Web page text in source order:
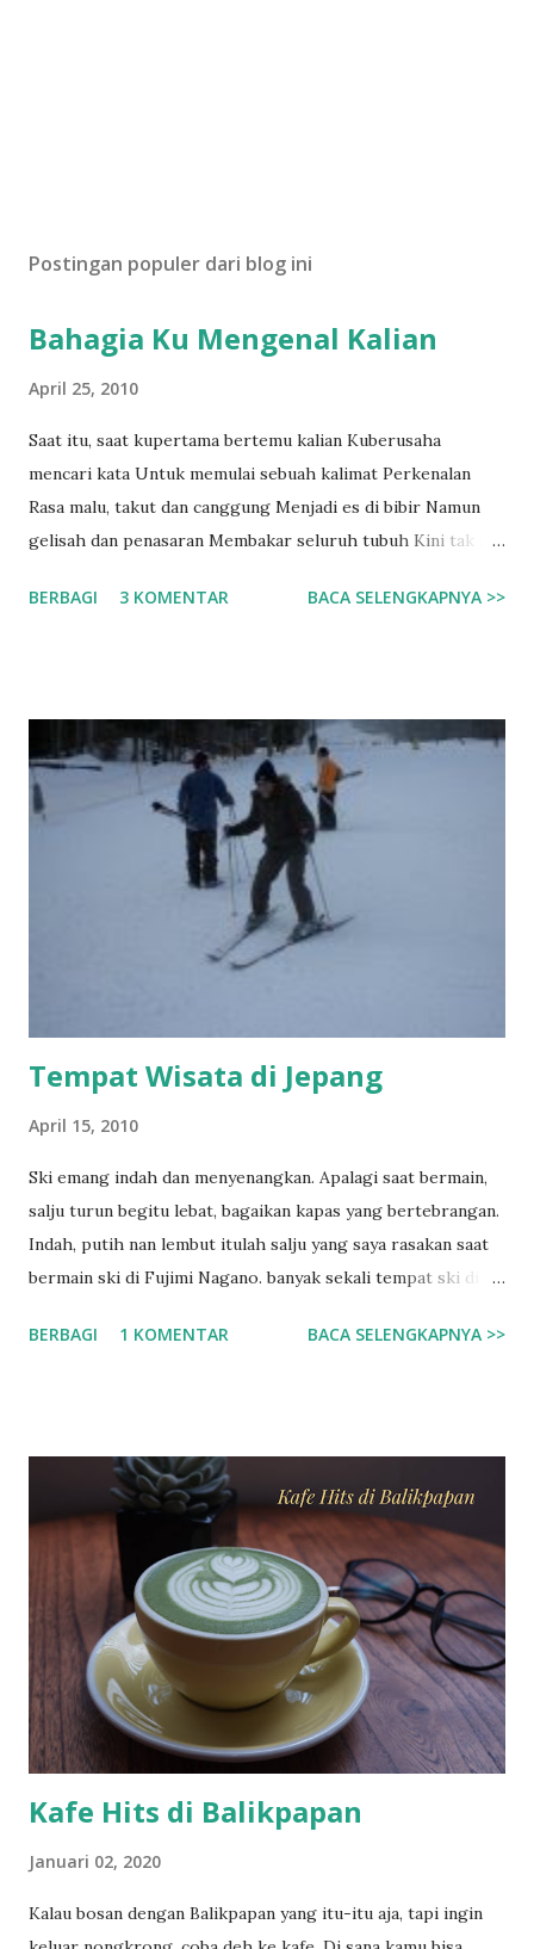
Postingan populer dari blog ini
Bahagia Ku Mengenal Kalian
April 25, 2010
Saat itu, saat kupertama bertemu kalian Kuberusaha
mencari kata Untuk memulai sebuah kalimat Perkenalan
Rasa malu, takut dan canggung Menjadi es di bibir Namun
gelisah dan penasaran Membakar seluruh tubuh Kini tak ada
menjadi warna Yang mencerahkan hari-hariku Kebersamaan
ketidaktahuan 13 November 2009
BERBAGI 3 KOMENTAR BACA SELENGKAPNYA >>
Tempat Wisata di Jepang
April 15, 2010
Ski emang indah dan menyenangkan. Apalagi saat bermain,
salju turun begitu lebat, bagaikan kapas yang bertebrangan.
Indah, putih nan lembut itulah salju yang saya rasakan saat
bermain ski di Fujimi Nagano. banyak sekali tempat ski di
di Fujimi Nagano, hampir setiap orang asing pasti
atau di siga. Fujimi tepatnya di Nagano, jika anda
berkesempatan ke negeri sakura ini, silahkan ke nagano dan
cari fujimi station, dari situ ada bus yang menghantarkan ke
area ski gratis, tapi jam tertentu, sebelum jam 10 saat
berangkat. Dan pulang juga ada bus gratis jam 3 lebih 10
menit. Hanya sekitar 2 bus saat berangkat dan pulang ke
fujimi station. Jadi usahakan pas jam-jam itu. Kalau tidak
anda bisa naik taksi. Jarak yang lumayan jauh tidak mungkin
di tempuh denga...
BERBAGI 1 KOMENTAR BACA SELENGKAPNYA >>
Kafe Hits di Balikpapan
Januari 02, 2020
Kalau bosan dengan Balikpapan yang itu-itu aja, tapi ingin